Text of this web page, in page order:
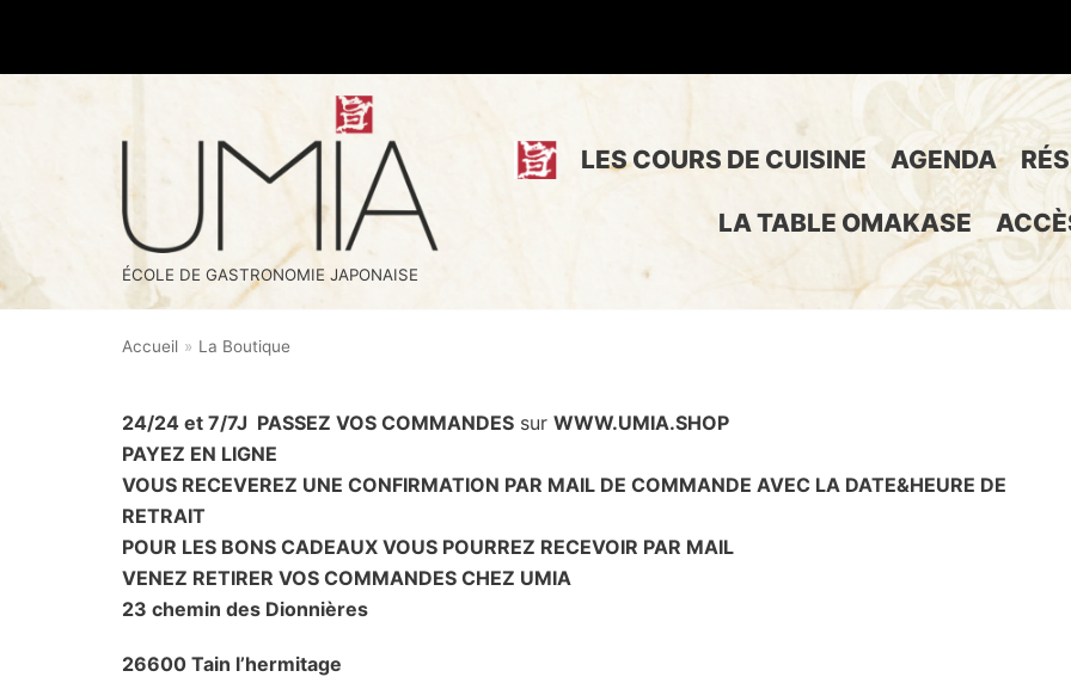
ÉCOLE DE GASTRONOMIE JAPONAISE
LES COURS DE CUISINE AGENDA
LA TABLE OMAKASE
Accueil » La Boutique
24/24 et 7/7J PASSEZ VOS COMMANDES sur WWW.UMIA.SHOP
PAYEZ EN LIGNE
VOUS RECEVEREZ UNE CONFIRMATION PAR MAIL DE COMMANDE AVEC LA DATE&HEURE DE
RETRAIT
POUR LES BONS CADEAUX VOUS POURREZ RECEVOIR PAR MAIL
VENEZ RETIRER VOS COMMANDES CHEZ UMIA
23 chemin des Dionnières
26600 Tain l’hermitage